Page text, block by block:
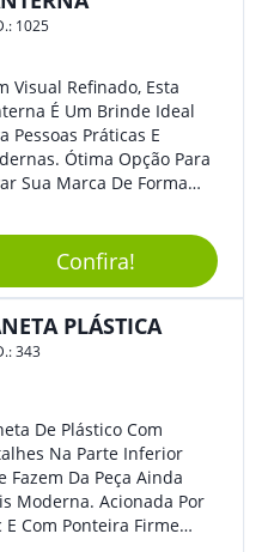
1025
Visual Refinado, Esta
É Um Brinde Ideal
Pessoas Práticas E
Ótima Opção Para
Sua Marca De Forma
Empresa Em Eventos,
Corporativas Ou Até
Para Presentear
E Parceiros De
Empresa.
Confira!
PLÁSTICA
343
De Plástico Com
Na Parte Inferior
Fazem Da Peça Ainda
Moderna. Acionada Por
E Com Ponteira Firme